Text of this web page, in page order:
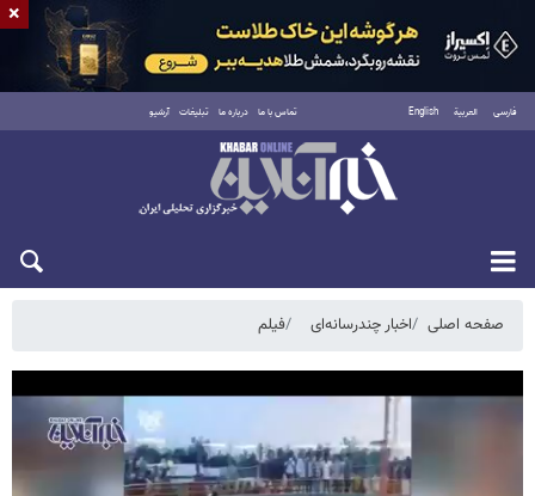
فارسی العربية English تماس با ما درباره ما تبلیغات آرشیو
یکشنبه ۱۸ مرداد ۱۴۰۵
صفحه اصلی اخبار چندرسانه‌ای فیلم
×